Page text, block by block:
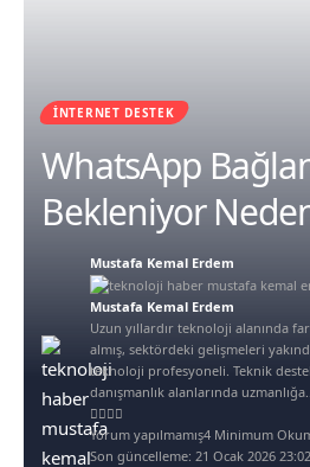
İNTERNET DESTEK
WhatsApp
Bekleniyor
Son güncelleme: 21 Ocak 2026 23:02
Mustafa Kemal Erdem
Mustafa Kemal Erdem
Uzun yıllardır teknoloji alanında
almış, sektördeki gelişmeleri
teknoloji profesyoneli. Teknik
danışmanlık alanlarında
Yorum yapılmamış4 Minimum